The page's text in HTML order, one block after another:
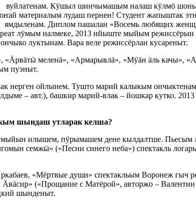
Кӱшыл шинчымашым налаш кӱлмӧ
материалым лудаш пернен! Студент жапыштак
ямдыленам. Диплом пашалан «Восемь любящих
лӱмым налмеке, 2013 ийыште мыйым
луктынам. Вара веле режиссёрлан кусареныт.
меленӓ», «Армарывлä», «Мӱӓн ӓль качы», «А
пуэныт.
нерген ойлынем. Тушто марий калыкым
– авт.), башкир марий-влак – йошкар кутко.
шындаш утларак келша?
мыйын илышем, пӱрымашем дене кылдалтше.
семжӹ» («Песни синего неба») спектакль
«Мёртвые души» спектакльым Воронеж гыч
(«Прощание с Матёрой», авторжо –
шынденыт.